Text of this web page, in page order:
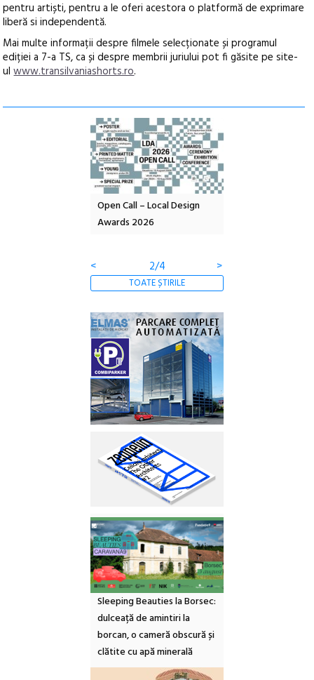
pentru artiști, pentru a le oferi acestora o platformă de exprimare
liberă si independentă.
Mai multe informații despre filmele selecționate și programul
ediției a 7-a TS, ca și despre membrii juriului pot fi găsite pe site-
ulwww.transilvaniashorts.ro.
Open Call – Local Design
Awards 2026
<
2/4 >
TOATE ȘTIRILE
Sleeping Beauties la Borsec:
dulceață de amintiri la
borcan, o cameră obscură și
clătite cu apă minerală